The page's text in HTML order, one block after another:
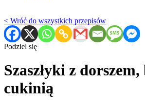
< Wróć do wszystkich przepisów
Podziel się
Szaszłyki z
cukinią